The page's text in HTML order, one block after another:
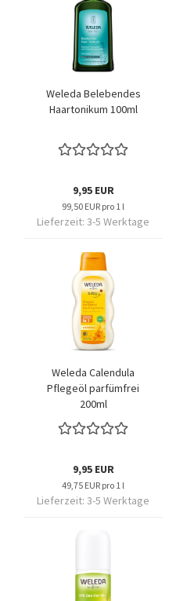
Weleda Belebendes
Haartonikum 100ml
9,95 EUR
99,50 EUR pro 1 l
Lieferzeit: 3-5 Werktage
Weleda Calendula
Pflegeöl parfümfrei
200ml
9,95 EUR
49,75 EUR pro 1 l
Lieferzeit: 3-5 Werktage